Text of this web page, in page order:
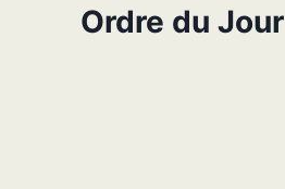
Ordre du Jour